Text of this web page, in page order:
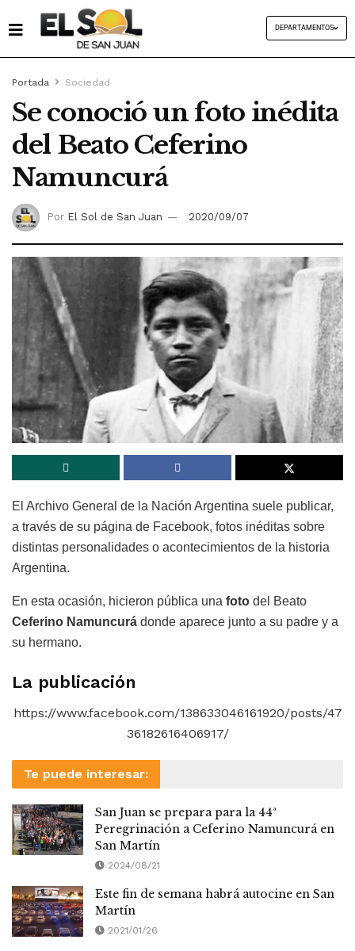
DEPARTAMENTOS
Portada Sociedad
Se conoció un foto inédita
del Beato Ceferino
Namuncurá
Por El Sol de San Juan 2020/09/07
El Archivo General de la Nación Argentina suele publicar,
a través de su página de Facebook, fotos inéditas sobre
distintas personalidades o acontecimientos de la historia
Argentina.
En esta ocasión, hicieron pública una foto del Beato
Ceferino Namuncurá donde aparece junto a su padre y a
su hermano.
La publicación
https://www.facebook.com/138633046161920/posts/47
36182616406917/
Te puede interesar:
San Juan se prepara para la 44ª
Peregrinación a Ceferino Namuncurá en
San Martín
2024/08/21
Este fin de semana habrá autocine en San
Martín
2021/01/26